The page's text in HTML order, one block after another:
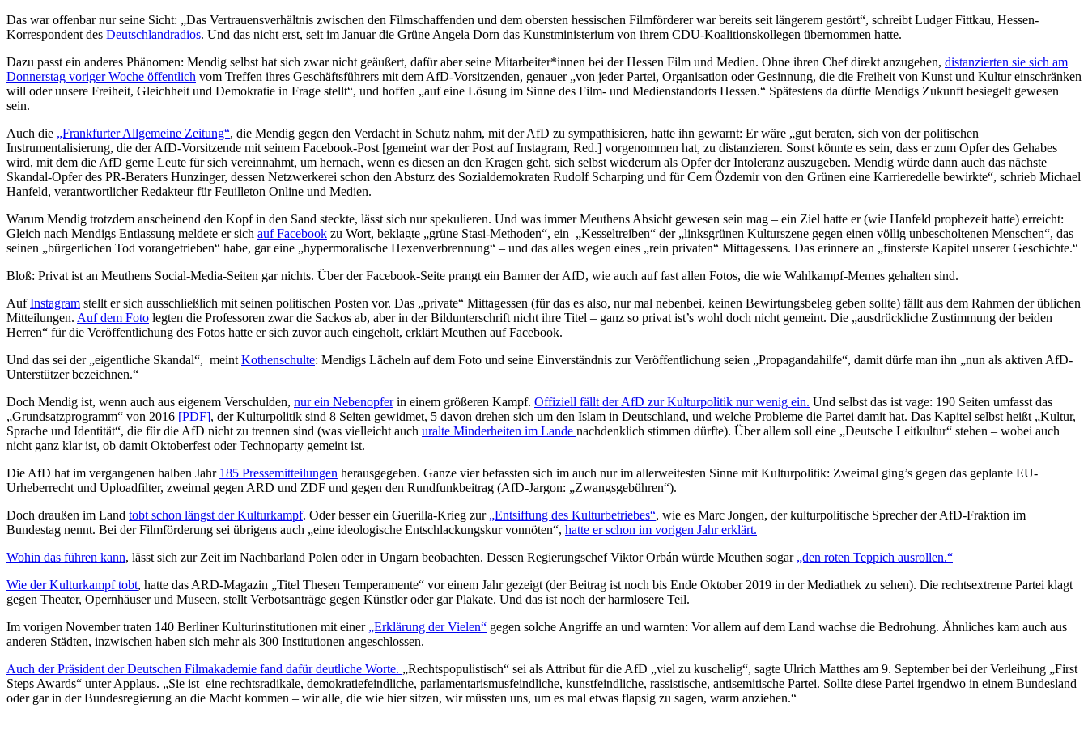
Das war offenbar nur seine Sicht: „Das Vertrauensverhältnis zwischen den Filmschaffenden und dem obersten hessischen Filmförderer war bereits seit längerem gestört“, schreibt Ludger Fittkau, Hessen-
Korrespondent des Deutschlandradios. Und das nicht erst, seit im Januar die Grüne Angela Dorn das Kunstministerium von ihrem CDU-Koalitionskollegen übernommen hatte.
Dazu passt ein anderes Phänomen: Mendig selbst hat sich zwar nicht geäußert, dafür aber seine Mitarbeiter*innen bei der Hessen Film und Medien. Ohne ihren Chef direkt anzugehen, distanzierten sie sich am
Donnerstag voriger Woche öffentlich vom Treffen ihres Geschäftsführers mit dem AfD-Vorsitzenden, genauer „von jeder Partei, Organisation oder Gesinnung, die die Freiheit von Kunst und Kultur einschränken
will oder unsere Freiheit, Gleichheit und Demokratie in Frage stellt“, und hoffen „auf eine Lösung im Sinne des Film- und Medienstandorts Hessen.“ Spätestens da dürfte Mendigs Zukunft besiegelt gewesen
sein.
Auch die „Frankfurter Allgemeine Zeitung“, die Mendig gegen den Verdacht in Schutz nahm, mit der AfD zu sympathisieren, hatte ihn gewarnt: Er wäre „gut beraten, sich von der politischen
Instrumentalisierung, die der AfD-Vorsitzende mit seinem Facebook-Post [gemeint war der Post auf Instagram, Red.] vorgenommen hat, zu distanzieren. Sonst könnte es sein, dass er zum Opfer des Gehabes
wird, mit dem die AfD gerne Leute für sich vereinnahmt, um hernach, wenn es diesen an den Kragen geht, sich selbst wiederum als Opfer der Intoleranz auszugeben. Mendig würde dann auch das nächste
Skandal-Opfer des PR-Beraters Hunzinger, dessen Netzwerkerei schon den Absturz des Sozialdemokraten Rudolf Scharping und für Cem Özdemir von den Grünen eine Karrieredelle bewirkte“, schrieb Michael
Hanfeld, verantwortlicher Redakteur für Feuilleton Online und Medien.
Warum Mendig trotzdem anscheinend den Kopf in den Sand steckte, lässt sich nur spekulieren. Und was immer Meuthens Absicht gewesen sein mag – ein Ziel hatte er (wie Hanfeld prophezeit hatte) erreicht:
Gleich nach Mendigs Entlassung meldete er sich auf Facebook zu Wort, beklagte „grüne Stasi-Methoden“, ein „Kesseltreiben“ der „linksgrünen Kulturszene gegen einen völlig unbescholtenen Menschen“, das
seinen „bürgerlichen Tod vorangetrieben“ habe, gar eine „hypermoralische Hexenverbrennung“ – und das alles wegen eines „rein privaten“ Mittagessens. Das erinnere an „finsterste Kapitel unserer Geschichte.“
Bloß: Privat ist an Meuthens Social-Media-Seiten gar nichts. Über der Facebook-Seite prangt ein Banner der AfD, wie auch auf fast allen Fotos, die wie Wahlkampf-Memes gehalten sind.
AufInstagram stellt er sich ausschließlich mit seinen politischen Posten vor. Das „private“ Mittagessen (für das es also, nur mal nebenbei, keinen Bewirtungsbeleg geben sollte) fällt aus dem Rahmen der üblichen
Mitteilungen. Auf dem Foto legten die Professoren zwar die Sackos ab, aber in der Bildunterschrift nicht ihre Titel – ganz so privat ist’s wohl doch nicht gemeint. Die „ausdrückliche Zustimmung der beiden
Herren“ für die Veröffentlichung des Fotos hatte er sich zuvor auch eingeholt, erklärt Meuthen auf Facebook.
Und das sei der „eigentliche Skandal“, meint Kothenschulte: Mendigs Lächeln auf dem Foto und seine Einverständnis zur Veröffentlichung seien „Propagandahilfe“, damit dürfe man ihn „nun als aktiven AfD-
Unterstützer bezeichnen.“
Doch Mendig ist, wenn auch aus eigenem Verschulden, nur ein Nebenopferin einem größeren Kampf. Offiziell fällt der AfD zur Kulturpolitik nur wenig ein. Und selbst das ist vage: 190 Seiten umfasst das
„Grundsatzprogramm“ von 2016 [PDF], der Kulturpolitik sind 8 Seiten gewidmet, 5 davon drehen sich um den Islam in Deutschland, und welche Probleme die Partei damit hat. Das Kapitel selbst heißt „Kultur,
Sprache und Identität“, die für die AfD nicht zu trennen sind (was vielleicht auch uralte Minderheiten im Lande nachdenklich stimmen dürfte). Über allem soll eine „Deutsche Leitkultur“ stehen – wobei auch
nicht ganz klar ist, ob damit Oktoberfest oder Technoparty gemeint ist.
Die AfD hat im vergangenen halben Jahr 185 Pressemitteilungen herausgegeben. Ganze vier befassten sich im auch nur im allerweitesten Sinne mit Kulturpolitik: Zweimal ging’s gegen das geplante EU-
Urheberrecht und Uploadfilter, zweimal gegen ARD und ZDF und gegen den Rundfunkbeitrag (AfD-Jargon: „Zwangsgebühren“).
Doch draußen im Land tobt schon längst der Kulturkampf. Oder besser ein Guerilla-Krieg zur „Entsiffung des Kulturbetriebes“, wie es Marc Jongen, der kulturpolitische Sprecher der AfD-Fraktion im
Bundestag nennt. Bei der Filmförderung sei übrigens auch „eine ideologische Entschlackungskur vonnöten“, hatte er schon im vorigen Jahr erklärt.
Wohin das führen kann, lässt sich zur Zeit im Nachbarland Polen oder in Ungarn beobachten. Dessen Regierungschef Viktor Orbán würde Meuthen sogar „den roten Teppich ausrollen.“
Wie der Kulturkampf tobt, hatte das ARD-Magazin „Titel Thesen Temperamente“ vor einem Jahr gezeigt (der Beitrag ist noch bis Ende Oktober 2019 in der Mediathek zu sehen). Die rechtsextreme Partei klagt
gegen Theater, Opernhäuser und Museen, stellt Verbotsanträge gegen Künstler oder gar Plakate. Und das ist noch der harmlosere Teil.
Im vorigen November traten 140 Berliner Kulturinstitutionen mit einer „Erklärung der Vielen“ gegen solche Angriffe an und warnten: Vor allem auf dem Land wachse die Bedrohung. Ähnliches kam auch aus
anderen Städten, inzwischen haben sich mehr als 300 Institutionen angeschlossen.
Auch der Präsident der Deutschen Filmakademie fand dafür deutliche Worte. „Rechtspopulistisch“ sei als Attribut für die AfD „viel zu kuschelig“, sagte Ulrich Matthes am 9. September bei der Verleihung „First
Steps Awards“ unter Applaus. „Sie ist eine rechtsradikale, demokratiefeindliche, parlamentarismusfeindliche, kunstfeindliche, rassistische, antisemitische Partei. Sollte diese Partei irgendwo in einem Bundesland
oder gar in der Bundesregierung an die Macht kommen – wir alle, die wie hier sitzen, wir müssten uns, um es mal etwas flapsig zu sagen, warm anziehen.“